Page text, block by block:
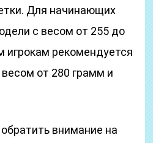
Для начинающих
с весом от 255 до
рекомендуется
от 280 грамм и
внимание на